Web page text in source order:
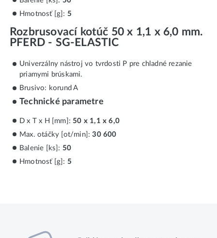
Hmotnosť [g]: 5
Rozbrusovací kotúč 50 x 1,1 x 6,0 mm.
PFERD - SG-ELASTIC
Univerzálny nástroj vo tvrdosti P pre chladné rezanie
priamymi brúskami.
Brusivo: korund A
Technické parametre
D x T x H [mm]:50 x 1,1 x 6,0
Max. otáčky [ot/min]:30 600
Balenie [ks]: 50
Hmotnosť [g]: 5